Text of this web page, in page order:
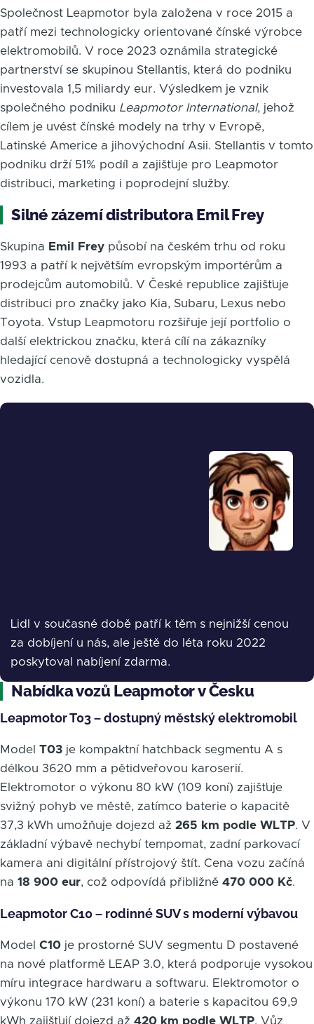
Společnost Leapmotor byla založena v roce 2015 a
patří mezi technologicky orientované čínské výrobce
elektromobilů. V roce 2023 oznámila strategické
partnerství se skupinou Stellantis, která do podniku
investovala 1,5 miliardy eur. Výsledkem je vznik
společného podniku Leapmotor International, jehož
cílem je uvést čínské modely na trhy v Evropě,
Latinské Americe a jihovýchodní Asii. Stellantis v tomto
podniku drží 51% podíl a zajišťuje pro Leapmotor
distribuci, marketing i poprodejní služby.
Silné zázemí distributora Emil Frey
Skupina Emil Frey působí na českém trhu od roku
1993 a patří k největším evropským importérům a
prodejcům automobilů. V České republice zajišťuje
distribuci pro značky jako Kia, Subaru, Lexus nebo
Toyota. Vstup Leapmotoru rozšiřuje její portfolio o
další elektrickou značku, která cílí na zákazníky
hledající cenově dostupná a technologicky vyspělá
vozidla.
Lidl v současné době patří k těm s nejnižší cenou
za dobíjení u nás, ale ještě do léta roku 2022
poskytoval nabíjení zdarma.
Nabídka vozů Leapmotor v Česku
Leapmotor T03 – dostupný městský elektromobil
Model T03 je kompaktní hatchback segmentu A s
délkou 3620 mm a pětidveřovou karoserií.
Elektromotor o výkonu 80 kW (109 koní) zajišťuje
svižný pohyb ve městě, zatímco baterie o kapacitě
37,3 kWh umožňuje dojezd až 265 km podle WLTP. V
základní výbavě nechybí tempomat, zadní parkovací
kamera ani digitální přístrojový štít. Cena vozu začíná
na 18 900 eur, což odpovídá přibližně 470 000 Kč.
Leapmotor C10 – rodinné SUV s moderní výbavou
Model C10 je prostorné SUV segmentu D postavené
na nové platformě LEAP 3.0, která podporuje vysokou
míru integrace hardwaru a softwaru. Elektromotor o
výkonu 170 kW (231 koní) a baterie s kapacitou 69,9
kWh zajišťují dojezd až 420 km podle WLTP. Vůz